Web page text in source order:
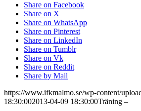
Share on Facebook
Share on X
Share on WhatsApp
Share on Pinterest
Share on LinkedIn
Share on Tumblr
Share on Vk
Share on Reddit
Share by Mail
https://www.ifkmalmo.se/wp-content/
18:30:002013-04-09 18:30:00Träning –